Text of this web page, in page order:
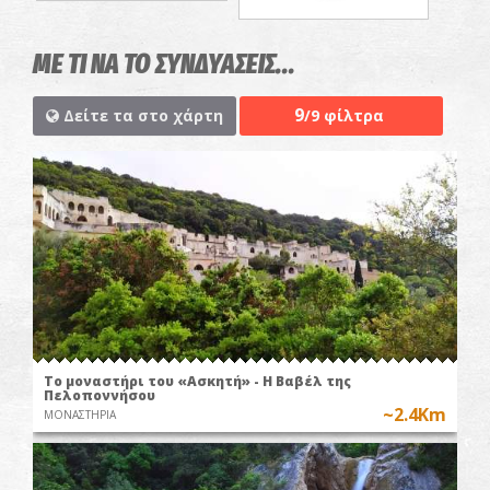
ΜΕ ΤΙ ΝΑ ΤΟ ΣΥΝΔΥΑΣΕΙΣ...
Δείτε τα στο χάρτη 9/9 φίλτρα
Το μοναστήρι του «Ασκητή» - Η Βαβέλ της
Πελοποννήσου
ΜΟΝΑΣΤΗΡΙΑ ~2.4Km